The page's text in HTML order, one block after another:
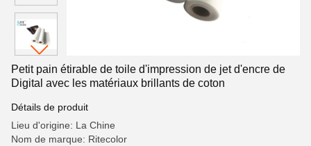
Petit pain étirable de toile d'impression de jet d'encre de
Digital avec les matériaux brillants de coton
Détails de produit
Lieu d'origine: La Chine
Nom de marque: Ritecolor